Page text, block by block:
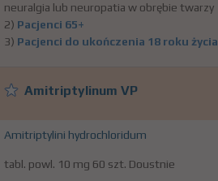
neuralgia lub neuropatia w obrębie twarzy
2) Pacjenci 65+
3) Pacjenci do ukończenia 18 roku życia
Amitriptylinum VP
Amitriptylini hydrochloridum
tabl. powl. 10 mg 60 szt. Doustnie